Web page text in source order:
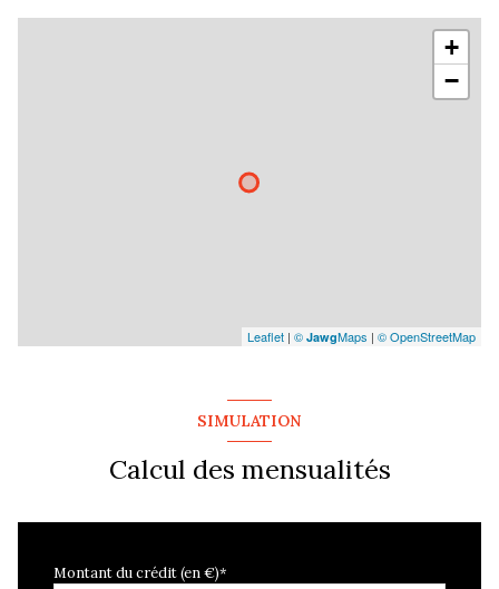
+
−
Leaflet | © JawgMaps | © OpenStreetMap
SIMULATION
Calcul des mensualités
Montant du crédit (en €)*